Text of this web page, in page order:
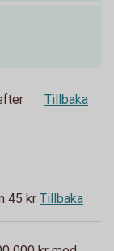
Tillbaka
45 kr Tillbaka